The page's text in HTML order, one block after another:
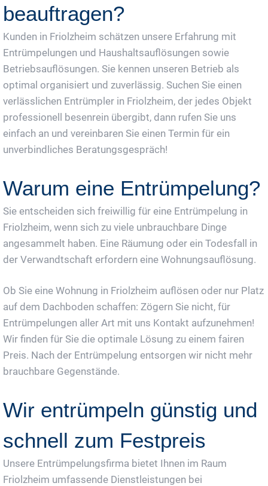
beauftragen?
Kunden in Friolzheim schätzen unsere Erfahrung mit
Entrümpelungen und Haushaltsauflösungen sowie
Betriebsauflösungen. Sie kennen unseren Betrieb als
optimal organisiert und zuverlässig. Suchen Sie einen
verlässlichen Entrümpler in Friolzheim, der jedes Objekt
professionell besenrein übergibt, dann rufen Sie uns
einfach an und vereinbaren Sie einen Termin für ein
unverbindliches Beratungsgespräch!
Warum eine Entrümpelung?
Sie entscheiden sich freiwillig für eine Entrümpelung in
Friolzheim, wenn sich zu viele unbrauchbare Dinge
angesammelt haben. Eine Räumung oder ein Todesfall in
der Verwandtschaft erfordern eine Wohnungsauflösung.
Ob Sie eine Wohnung in Friolzheim auflösen oder nur Platz
auf dem Dachboden schaffen: Zögern Sie nicht, für
Entrümpelungen aller Art mit uns Kontakt aufzunehmen!
Wir finden für Sie die optimale Lösung zu einem fairen
Preis. Nach der Entrümpelung entsorgen wir nicht mehr
brauchbare Gegenstände.
Wir entrümpeln günstig und
schnell zum Festpreis
Unsere Entrümpelungsfirma bietet Ihnen im Raum
Friolzheim umfassende Dienstleistungen bei